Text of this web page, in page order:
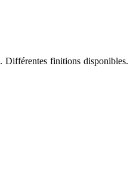
. Différentes finitions disponibles.